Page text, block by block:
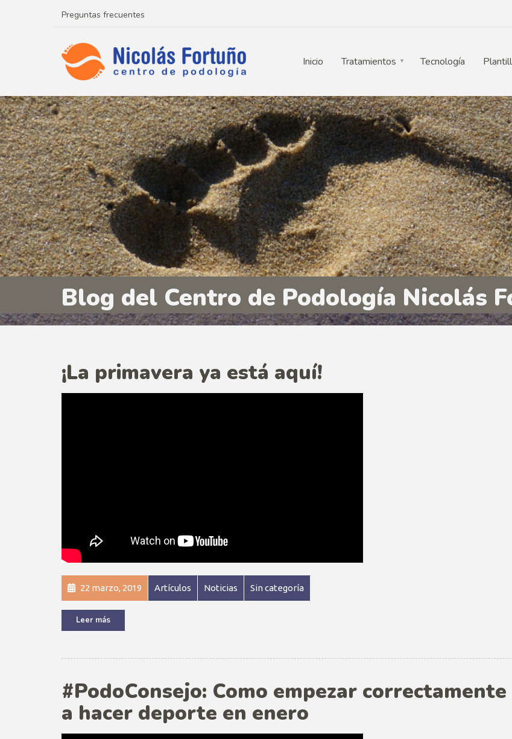
Preguntas frecuentes
Inicio Tratamientos Tecnología
Blog del Centro de Podología Nicolás
¡La primavera ya está aquí!
22 marzo, 2019 Artículos Noticias Sin categoría
Leer más
#PodoConsejo: Como empezar correctamente
a hacer deporte en enero